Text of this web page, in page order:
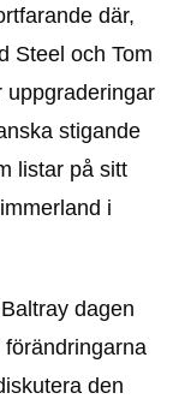
där,
Steel och Tom
uppgraderingar
stigande
listar på sitt
i
dagen
den